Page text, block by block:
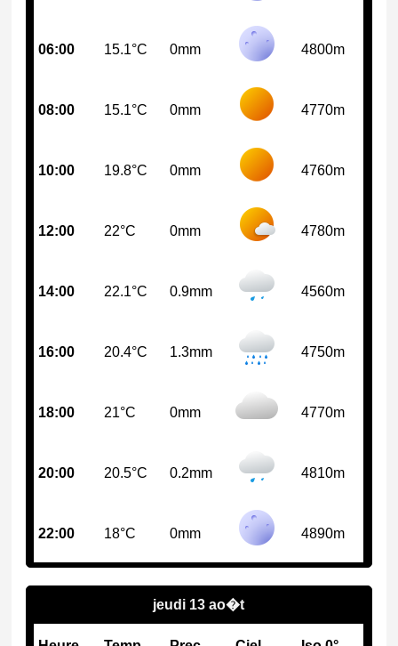
06:00 15.1°C 0mm 4800m
08:00 15.1°C 0mm 4770m
10:00 19.8°C 0mm 4760m
12:00 22°C 0mm 4780m
14:00 22.1°C 0.9mm 4560m
16:00 20.4°C 1.3mm 4750m
18:00 21°C 0mm 4770m
20:00 20.5°C 0.2mm 4810m
22:00 18°C 0mm 4890m
jeudi 13 ao�t